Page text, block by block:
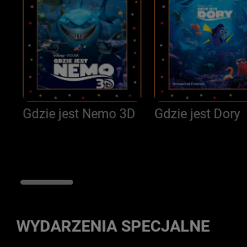
Gdzie jest Nemo 3D Gdzie jest Dory
WYDARZENIA SPECJALNE